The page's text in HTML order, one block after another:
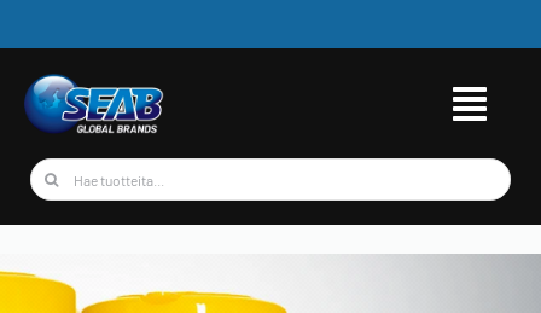
to
content
Etsi